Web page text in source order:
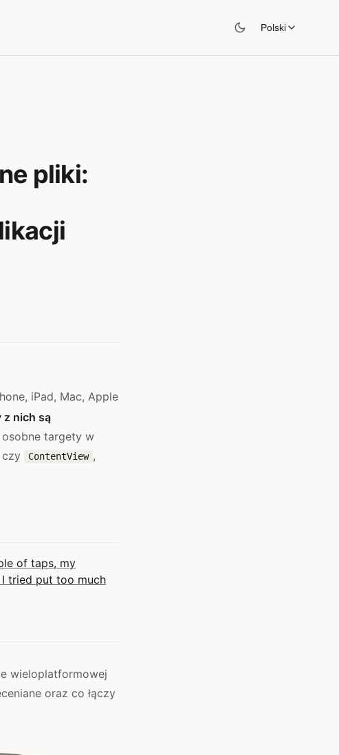
Polski
pliki:
iPad, Mac, Apple
z nich są
targety w
czy ContentView ,
of taps, my
I tried put too much
wieloplatformowej
oraz co łączy